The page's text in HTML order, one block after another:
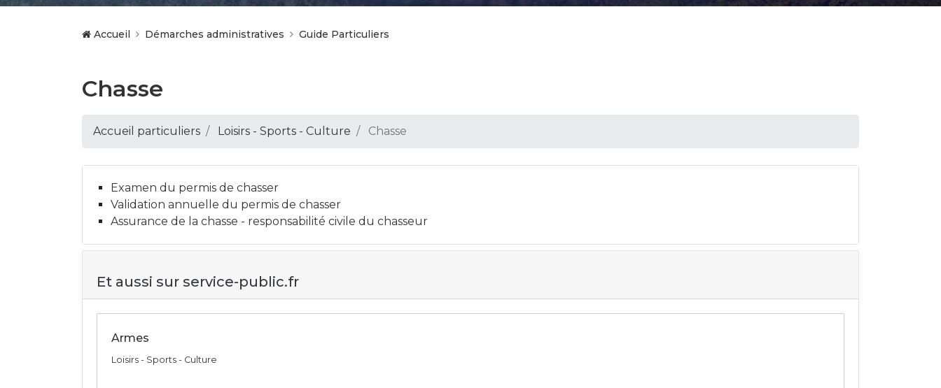
Accueil Démarches administratives Guide Particuliers
Chasse
Accueil particuliers Loisirs - Sports - Culture Chasse
Examen du permis de chasser
Validation annuelle du permis de chasser
Assurance de la chasse - responsabilité civile du chasseur
Et aussi sur service-public.fr
Armes
Loisirs - Sports - Culture